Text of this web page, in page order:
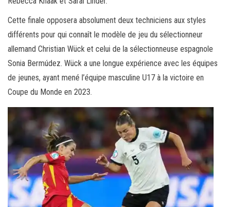
Cette finale opposera absolument deux techniciens aux styles
différents pour qui connaît le modèle de jeu du sélectionneur
allemand Christian Wück et celui de la sélectionneuse espagnole
Sonia Bermúdez. Wück a une longue expérience avec les équipes
de jeunes, ayant mené l’équipe masculine U17 à la victoire en
Coupe du Monde en 2023.